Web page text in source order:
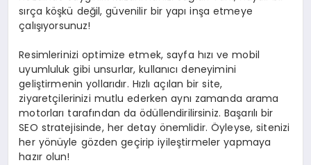
sırça köşkü değil, güvenilir bir yapı inşa etmeye
çalışıyorsunuz!
Resimlerinizi optimize etmek, sayfa hızı ve mobil
uyumluluk gibi unsurlar, kullanıcı deneyimini
geliştirmenin yollarıdır. Hızlı açılan bir site,
ziyaretçilerinizi mutlu ederken aynı zamanda arama
motorları tarafından da ödüllendirilirsiniz. Başarılı bir
SEO stratejisinde, her detay önemlidir. Öyleyse, sitenizi
her yönüyle gözden geçirip iyileştirmeler yapmaya
hazır olun!